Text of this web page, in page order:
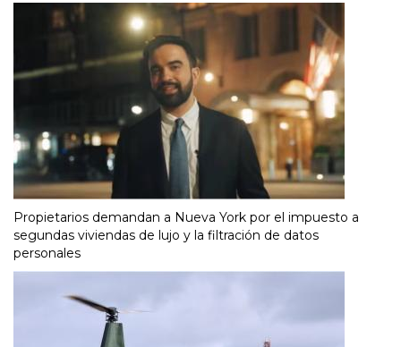
Propietarios demandan a Nueva York por el impuesto a
segundas viviendas de lujo y la filtración de datos
personales